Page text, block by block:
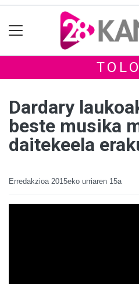
Dardary
beste musika
daitekeela
Erredakzioa 2015eko urriaren 15a